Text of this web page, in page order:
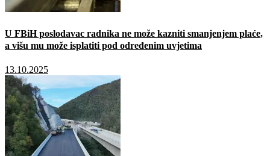
U FBiH poslodavac radnika ne može kazniti smanjenjem plaće,
a višu mu može isplatiti pod određenim uvjetima
13.10.2025